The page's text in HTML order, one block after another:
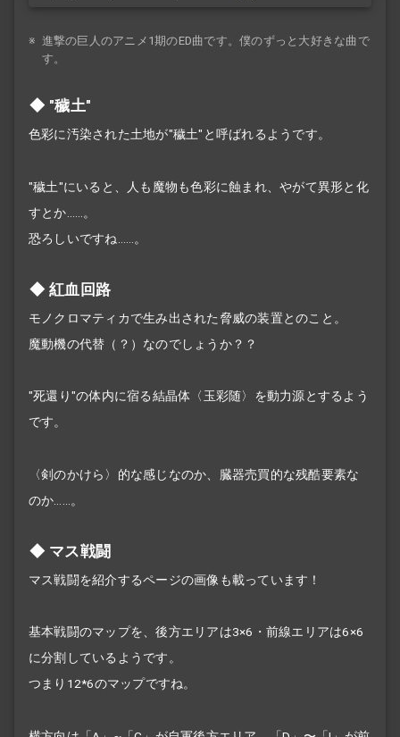
※ 進撃の巨人のアニメ1期のED曲です。僕のずっと大好きな曲で
す。
"穢土"
色彩に汚染された土地が"穢土"と呼ばれるようです。
"穢土"にいると、人も魔物も色彩に蝕まれ、やがて異形と化
すとか……。
恐ろしいですね……。
紅血回路
モノクロマティカで生み出された脅威の装置とのこと。
魔動機の代替（？）なのでしょうか？？
"死還り"の体内に宿る結晶体〈玉彩随〉を動力源とするよう
です。
〈剣のかけら〉的な感じなのか、臓器売買的な残酷要素な
のか……。
マス戦闘
マス戦闘を紹介するページの画像も載っています！
基本戦闘のマップを、後方エリアは3×6・前線エリアは6×6
に分割しているようです。
つまり12*6のマップですね。